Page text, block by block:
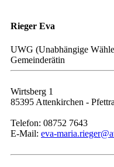
Rieger Eva
UWG (Unabhängige
Gemeinderätin
Wirtsberg 1
85395 Attenkirchen -
Telefon: 08752 7643
E-Mail: eva-